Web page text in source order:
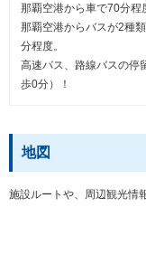
那覇空港から車で70分程
那覇空港からバスが2種
分程度。
高速バス、路線バスの停
歩0分）！
地図
施設ルートや、周辺観光情